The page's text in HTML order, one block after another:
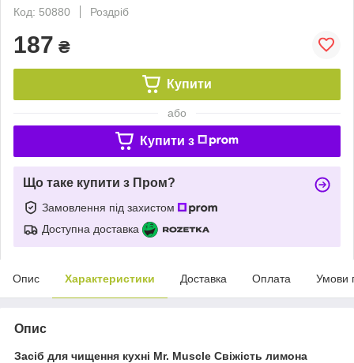
Код: 50880
Роздріб
187 ₴
Купити
або
Купити з
Що таке купити з Пром?
Замовлення під захистом
Доступна доставка
Опис Характеристики Доставка Оплата Умови
Опис
Засіб для чищення кухні Mr. Muscle Свіжість лимона